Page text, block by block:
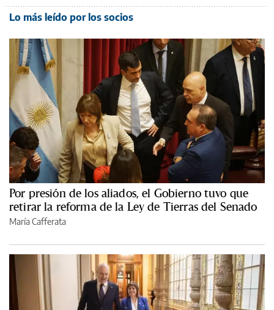
Lo más leído por los socios
Por presión de los aliados, el Gobierno tuvo que
retirar la reforma de la Ley de Tierras del Senado
María Cafferata